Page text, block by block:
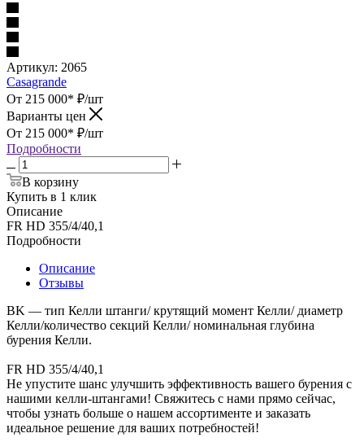
Артикул: 2065
Casagrande
От 215 000* ₽/шт
Варианты цен
От 215 000* ₽/шт
Подробности
В корзину
Купить в 1 клик
Описание
FR HD 355/4/40,1
Подробности
Описание
Отзывы
BK — тип Келли штанги/ крутящий момент Келли/ диаметр
Келли/количество секций Келли/ номинальная глубина
бурения Келли.
FR HD 355/4/40,1
Не упустите шанс улучшить эффективность вашего бурения с
нашими келли-штангами! Свяжитесь с нами прямо сейчас,
чтобы узнать больше о нашем ассортименте и заказать
идеальное решение для ваших потребностей!